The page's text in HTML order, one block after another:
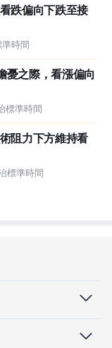
跌偏向下跌至接
時間
憂之際，看漲偏向
標準時間
阻力下方維持看
標準時間